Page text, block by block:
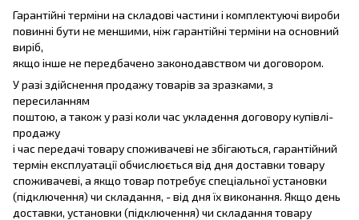
Гарантійні терміни на складові частини і комплектуючі вироби
повинні бути не меншими, ніж гарантійні терміни на основний
виріб,
якщо інше не передбачено законодавством чи договором.
У разі здійснення продажу товарів за зразками, з
пересиланням
поштою, а також у разі коли час укладення договору купівлі-
продажу
і час передачі товару споживачеві не збігаються, гарантійний
термін експлуатації обчислюється від дня доставки товару
споживачеві, а якщо товар потребує спеціальної установки
(підключення) чи складання, - від дня їх виконання. Якщо день
доставки, установки (підключення) чи складання товару